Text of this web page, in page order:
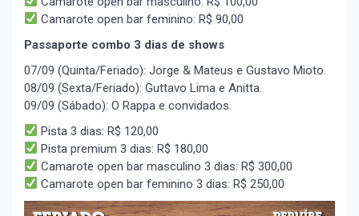
Camarote open bar feminino: R$ 90,00
Passaporte combo 3 dias de shows
07/09 (Quinta/Feriado): Jorge & Mateus e Gustavo Mioto.
08/09 (Sexta/Feriado): Guttavo Lima e Anitta.
09/09 (Sábado): O Rappa e convidados.
Pista 3 dias: R$ 120,00
Pista premium 3 dias: R$ 180,00
Camarote open bar masculino 3 dias: R$ 300,00
Camarote open bar feminino 3 dias: R$ 250,00